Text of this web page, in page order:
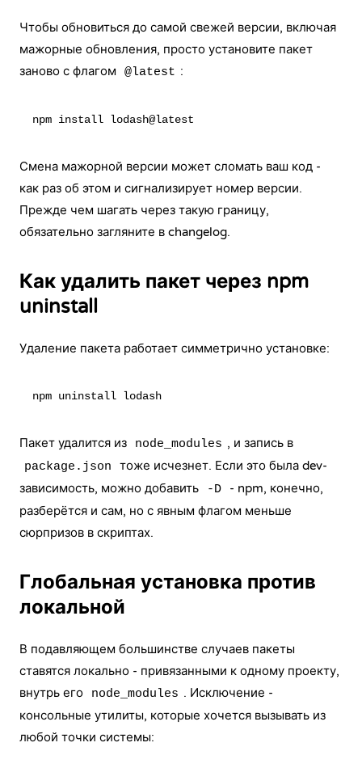
Чтобы обновиться до самой свежей версии, включая
мажорные обновления, просто установите пакет
заново с флагом
@latest :
Смена мажорной версии может сломать ваш код -
как раз об этом и сигнализирует номер версии.
Прежде чем шагать через такую границу,
обязательно загляните в changelog.
Как удалить пакет через npm
uninstall
Удаление пакета работает симметрично установке:
Пакет удалится из node_modules , и запись в
package.json
тоже исчезнет. Если это была dev-
зависимость, можно добавить
-D
- npm, конечно,
разберётся и сам, но с явным флагом меньше
сюрпризов в скриптах.
Глобальная установка против
локальной
В подавляющем большинстве случаев пакеты
ставятся локально - привязанными к одному проекту,
внутрь его
node_modules . Исключение -
консольные утилиты, которые хочется вызывать из
любой точки системы: